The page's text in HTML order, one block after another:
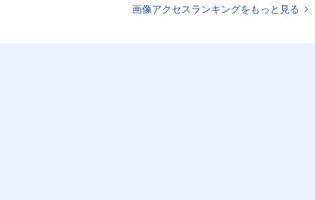
画像アクセスランキングをもっと見る